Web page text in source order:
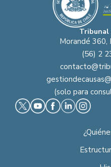
Morandé 360,
(56) 2
(solo para